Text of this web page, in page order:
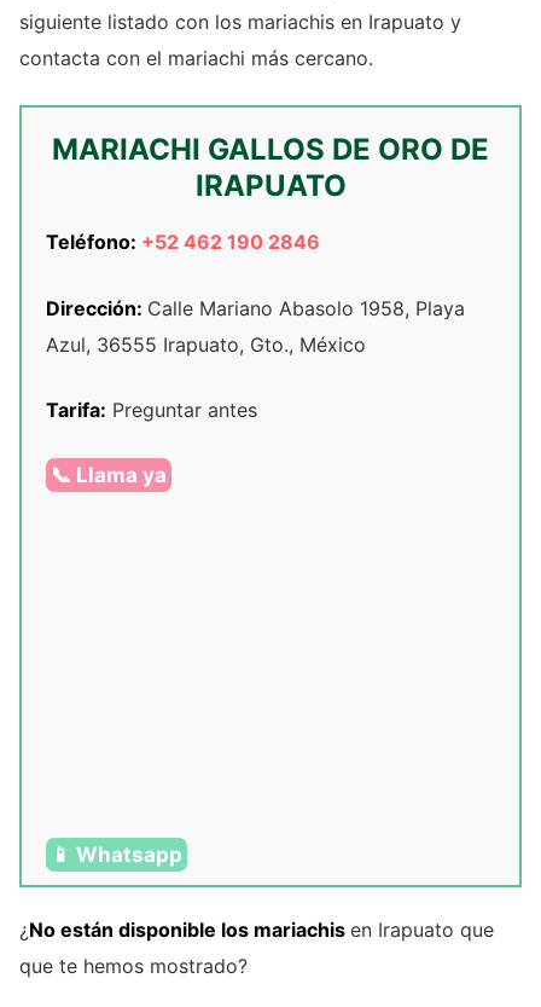
siguiente listado con los mariachis en Irapuato y
contacta con el mariachi más cercano.
MARIACHI GALLOS DE ORO DE
IRAPUATO
Teléfono: +52 462 190 2846
Dirección: Calle Mariano Abasolo 1958, Playa
Azul, 36555 Irapuato, Gto., México
Tarifa: Preguntar antes
📞 Llama ya
📱 Whatsapp
¿No están disponible los mariachis en Irapuato que
que te hemos mostrado?